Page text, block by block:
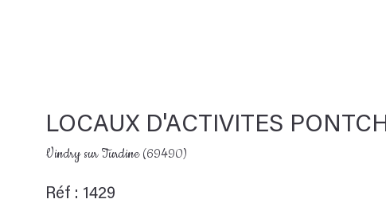
LOCAUX D'ACTIVITES
Vindry sur Turdine (69490)
Réf : 1429